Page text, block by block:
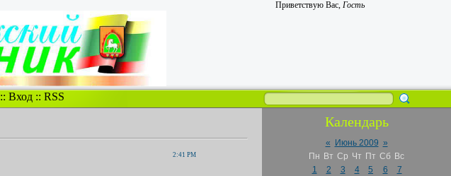
Приветствую Вас, Гость
Вход:: RSS
2:41 PM
Календарь
« Июнь 2009 »
Пн Вт Ср Чт Пт Сб Вс
1
2 3 4 5 6
7